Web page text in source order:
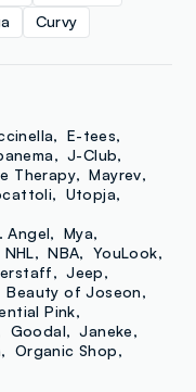
Curvy
E-tees
J-Club
Therapy
Mayrev
Utopja
Angel
Mya
NHL NBA
YouLook
Jeep
Beauty of Joseon
Pink
Goodal
Janeke
Organic Shop